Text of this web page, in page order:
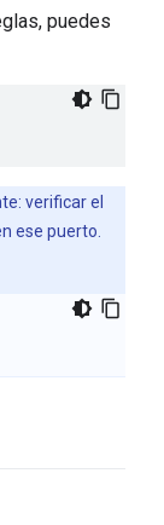
puedes
verificar el
ese puerto.